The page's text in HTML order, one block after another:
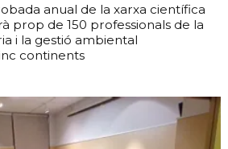
anual de la xarxa científica
prop de 150 professionals de la
i la gestió ambiental
continents